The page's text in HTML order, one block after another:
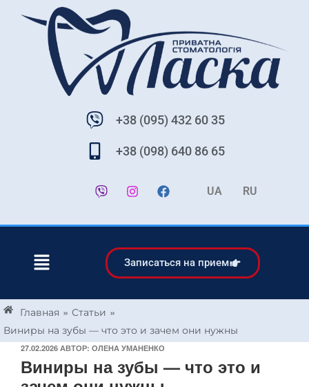
+38 (095) 432 60 35
+38 (098) 640 86 65
UA RU
Записаться на прием
Главная » Статьи »
Виниры на зубы — что это и зачем они нужны
27.02.2026 АВТОР: ОЛЕНА УМАНЕНКО
Виниры на зубы — что это и